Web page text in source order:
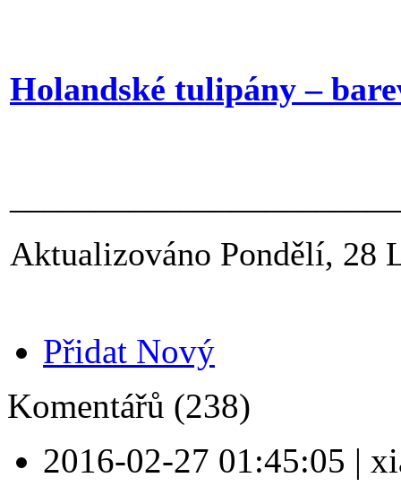
Holandské tulipány –
Aktualizováno Pondělí, 28
Přidat Nový
Komentářů (238)
2016-02-27 01:45:05 |